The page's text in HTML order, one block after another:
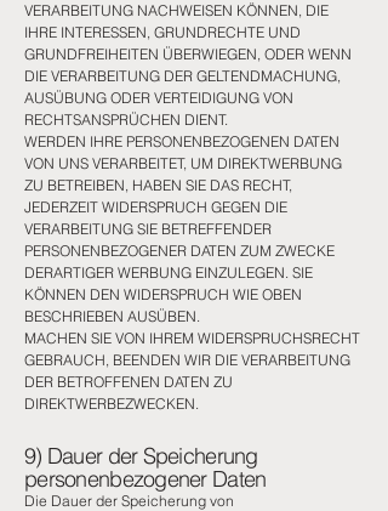
VERARBEITUNG NACHWEISEN KÖNNEN, DIE
IHRE INTERESSEN, GRUNDRECHTE UND
GRUNDFREIHEITEN ÜBERWIEGEN, ODER WENN
DIE VERARBEITUNG DER GELTENDMACHUNG,
AUSÜBUNG ODER VERTEIDIGUNG VON
RECHTSANSPRÜCHEN DIENT.
WERDEN IHRE PERSONENBEZOGENEN DATEN
VON UNS VERARBEITET, UM DIREKTWERBUNG
ZU BETREIBEN, HABEN SIE DAS RECHT,
JEDERZEIT WIDERSPRUCH GEGEN DIE
VERARBEITUNG SIE BETREFFENDER
PERSONENBEZOGENER DATEN ZUM ZWECKE
DERARTIGER WERBUNG EINZULEGEN. SIE
KÖNNEN DEN WIDERSPRUCH WIE OBEN
BESCHRIEBEN AUSÜBEN.
MACHEN SIE VON IHREM WIDERSPRUCHSRECHT
GEBRAUCH, BEENDEN WIR DIE VERARBEITUNG
DER BETROFFENEN DATEN ZU
DIREKTWERBEZWECKEN.
9) Dauer der Speicherung
personenbezogener Daten
Die Dauer der Speicherung von